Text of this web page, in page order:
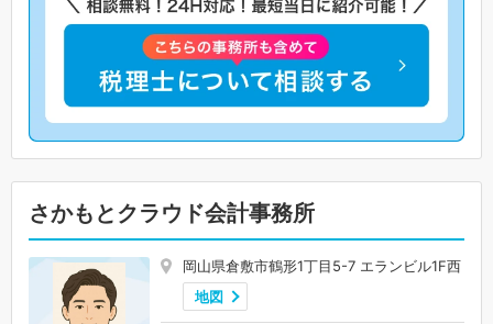
さかもとクラウド会計事務所
岡山県倉敷市鶴形1丁目5-7 エランビル1F西
地図